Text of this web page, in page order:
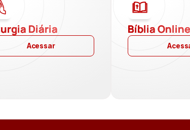
Diária
Acessar
Bíblia Online